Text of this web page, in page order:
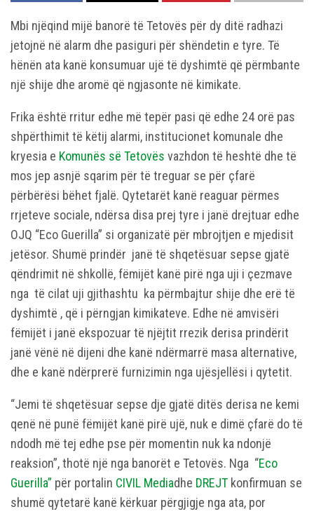
Mbi njëqind mijë banorë të Tetovës për dy ditë radhazi
jetojnë në alarm dhe pasiguri për shëndetin e tyre. Të
hënën ata kanë konsumuar ujë të dyshimtë që përmbante
një shije dhe aromë që ngjasonte në kimikate.
Frika është rritur edhe më tepër pasi që edhe 24 orë pas
shpërthimit të këtij alarmi, institucionet komunale dhe
kryesia e Komunës së Tetovës vazhdon të heshtë dhe të
mos jep asnjë sqarim për të treguar se për çfarë
përbërësi bëhet fjalë. Qytetarët kanë reaguar përmes
rrjeteve sociale, ndërsa disa prej tyre i janë drejtuar edhe
OJQ “Eco Guerilla” si organizatë për mbrojtjen e mjedisit
jetësor. Shumë prindër janë të shqetësuar sepse gjatë
qëndrimit në shkollë, fëmijët kanë pirë nga uji i çezmave
nga të cilat uji gjithashtu ka përmbajtur shije dhe erë të
dyshimtë , që i përngjan kimikateve. Edhe në amvisëri
fëmijët i janë ekspozuar të njëjtit rrezik derisa prindërit
janë vënë në dijeni dhe kanë ndërmarrë masa alternative,
dhe e kanë ndërprerë furnizimin nga ujësjellësi i qytetit.
“Jemi të shqetësuar sepse dje gjatë ditës derisa ne kemi
qenë në punë fëmijët kanë pirë ujë, nuk e dimë çfarë do të
ndodh më tej edhe pse për momentin nuk ka ndonjë
reaksion”, thotë një nga banorët e Tetovës. Nga “Eco
Guerilla” për portalin CIVIL Mediadhe DREJT konfirmuan se
shumë qytetarë kanë kërkuar përgjigje nga ata, por